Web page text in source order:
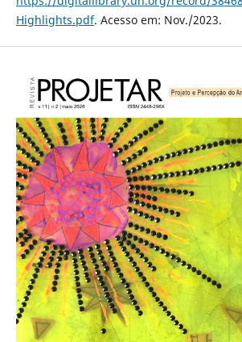
Highlights.pdf. Acesso em: Nov./2023.